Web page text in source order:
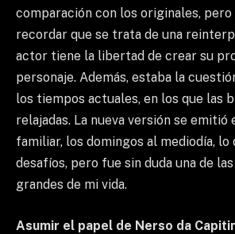
comparación con los originales,
recordar que se trata de una
actor tiene la libertad de crear su
personaje. Además, estaba la
los tiempos actuales, en los que las
relajadas. La nueva versión se emitió
familiar, los domingos al mediodía, lo
desafíos, pero fue sin duda una de
grandes de mi vida.
Asumir el papel de Nerso da